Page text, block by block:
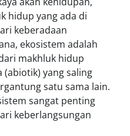
hidup yang ada di
keberadaan
ekosistem adalah
makhluk hidup
yang saling
satu sama lain.
sangat penting
keberlangsungan